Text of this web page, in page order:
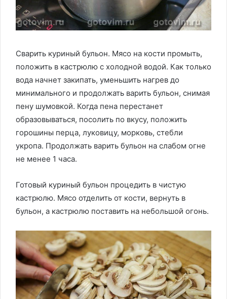
Сварить куриный бульон. Мясо на кости промыть,
положить в кастрюлю с холодной водой. Как только
вода начнет закипать, уменьшить нагрев до
минимального и продолжать варить бульон, снимая
пену шумовкой. Когда пена перестанет
образовываться, посолить по вкусу, положить
горошины перца, луковицу, морковь, стебли
укропа. Продолжать варить бульон на слабом огне
не менее 1 часа.
Готовый куриный бульон процедить в чистую
кастрюлю. Мясо отделить от кости, вернуть в
бульон, а кастрюлю поставить на небольшой огонь.